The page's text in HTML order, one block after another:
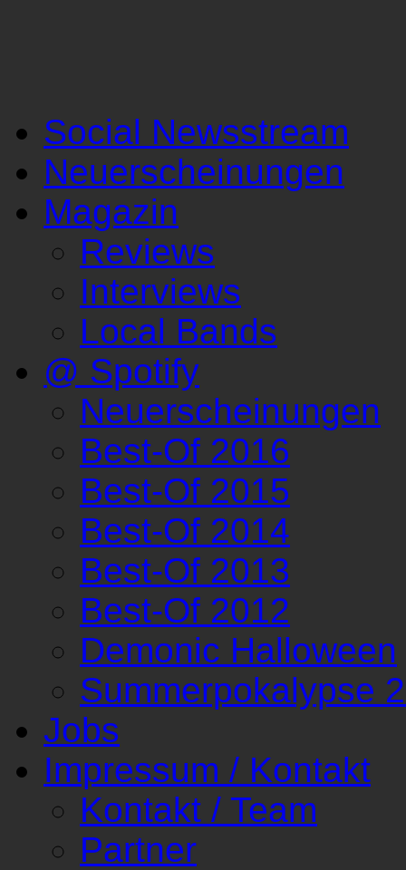
Social Newsstream
Neuerscheinungen
Magazin
Reviews
Interviews
Local Bands
@ Spotify
Neuerscheinungen
Best-Of 2016
Best-Of 2015
Best-Of 2014
Best-Of 2013
Best-Of 2012
Demonic Halloween
Summerpokalypse
Jobs
Impressum / Kontakt
Kontakt / Team
Partner